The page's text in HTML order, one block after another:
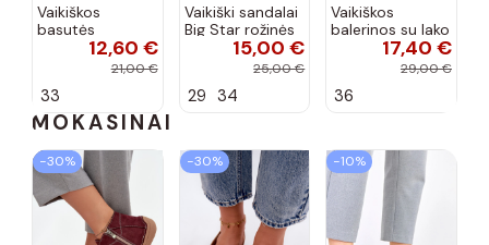
Vaikiškos
basutės
koralinės12,60 €
21,00 €
33
Vaikiški sandalai
Big Star rožinės
spalvos15,00 €
25,00 €
29 34
Vaikiškos
balerinos su lako
efektu ir
kaspinais baltos
17,40 €
29,00 €
36
MOKASINAI
−30% −30% −10%